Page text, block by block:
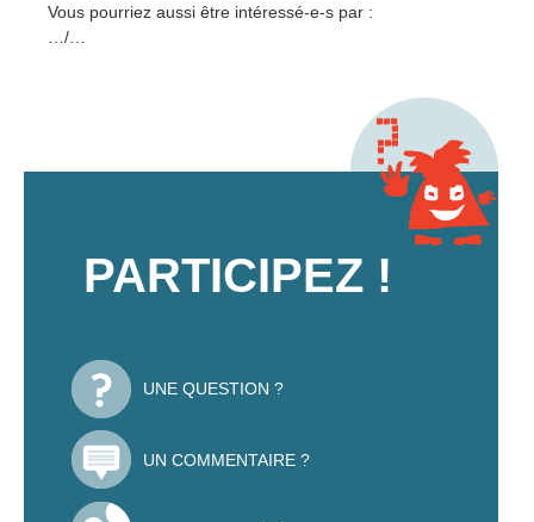
Vous pourriez aussi être intéressé-e-s par :
…/…
PARTICIPEZ !
UNE QUESTION ?
UN COMMENTAIRE ?